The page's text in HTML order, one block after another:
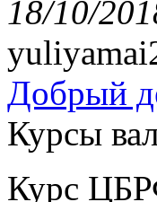
18/10/
Добрый
Курсы
Курс